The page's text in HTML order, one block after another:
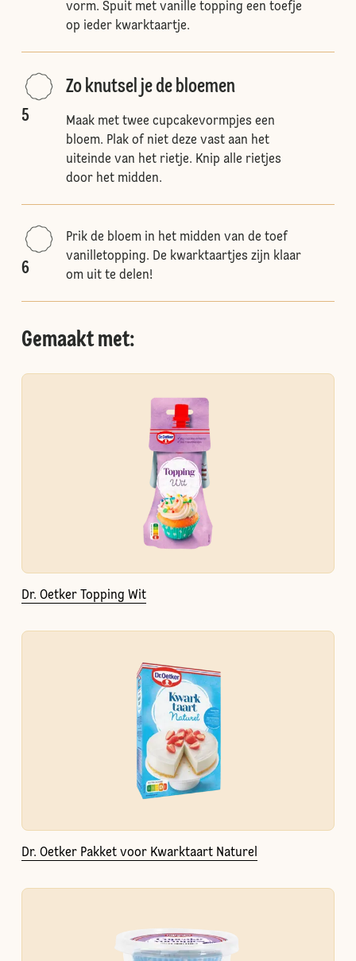
vorm. Spuit met vanille topping een toefje
op ieder kwarktaartje.
5
Zo knutsel je de bloemen
Maak met twee cupcakevormpjes een
bloem. Plak of niet deze vast aan het
uiteinde van het rietje. Knip alle rietjes
door het midden.
6
Prik de bloem in het midden van de toef
vanilletopping. De kwarktaartjes zijn klaar
om uit te delen!
Gemaakt met:
Dr. Oetker Topping Wit
Dr. Oetker Pakket voor Kwarktaart Naturel